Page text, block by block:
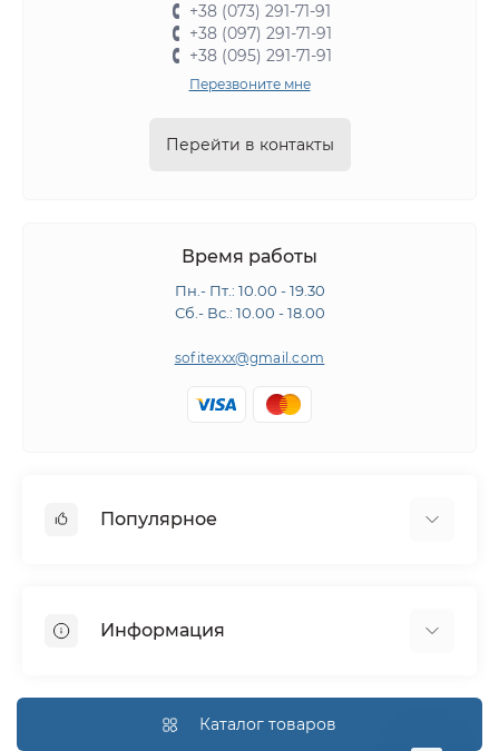
+38 (073) 291-71-91
+38 (097) 291-71-91
+38 (095) 291-71-91
Перезвоните мне
Перейти в контакты
Время работы
Пн.- Пт.: 10.00 - 19.30
Сб.- Вс.: 10.00 - 18.00
sofitexxx@gmail.com
Популярное
Раскройное оборудование
Производители
Информация
Доставка и оплата
Каталог товаров